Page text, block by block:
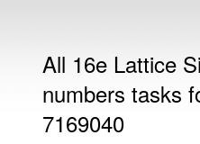
All 16e Lattice
numbers tasks
7169040